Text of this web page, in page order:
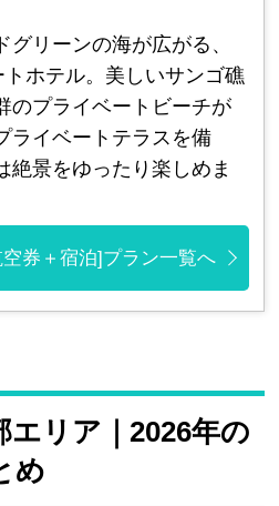
リーンの海が広がる、
トホテル。美しいサンゴ礁
のプライベートビーチが
ライベートテラスを備
絶景をゆったり楽しめま
空券＋宿泊]プラン一覧へ
エリア｜2026年の
め